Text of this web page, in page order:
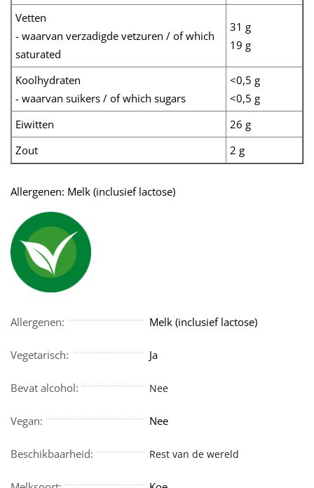
Vetten
- waarvan verzadigde vetzuren / of which
saturated
31 g
19 g
Koolhydraten
- waarvan suikers / of which sugars
<0,5 g
<0,5 g
Eiwitten
26 g
Zout
2 g
Allergenen: Melk (inclusief lactose)
Allergenen: Melk (inclusief lactose)
Vegetarisch: Ja
Bevat alcohol: Nee
Vegan: Nee
Beschikbaarheid: Rest van de wereld